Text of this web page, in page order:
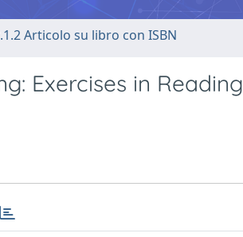
Articolo su libro con ISBN
Exercises in Reading